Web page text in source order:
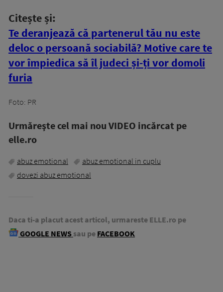
Citește și:
Te deranjează că partenerul tău nu este
deloc o persoană sociabilă? Motive care te
vor împiedica să îl judeci și-ți vor domoli
furia
Foto: PR
Urmăreşte cel mai nou VIDEO incărcat pe
elle.ro
abuz emotional
abuz emotional in cuplu
dovezi abuz emotional
Daca ti-a placut acest articol, urmareste ELLE.ro pe
GOOGLE NEWS sau pe FACEBOOK